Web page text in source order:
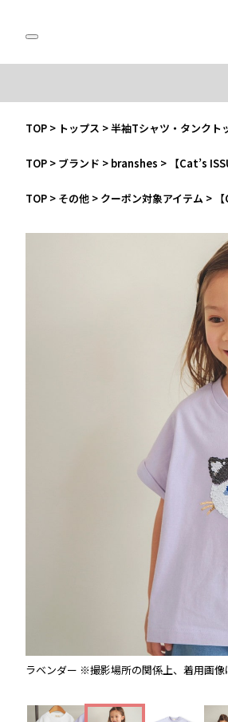
TOP > トップス >半袖Tシャツ・タンクト
TOP > ブランド > branshes > 【Cat’s
TOP > その他 > クーポン対象アイテム >
ラベンダー ※撮影場所の関係上、着用画像